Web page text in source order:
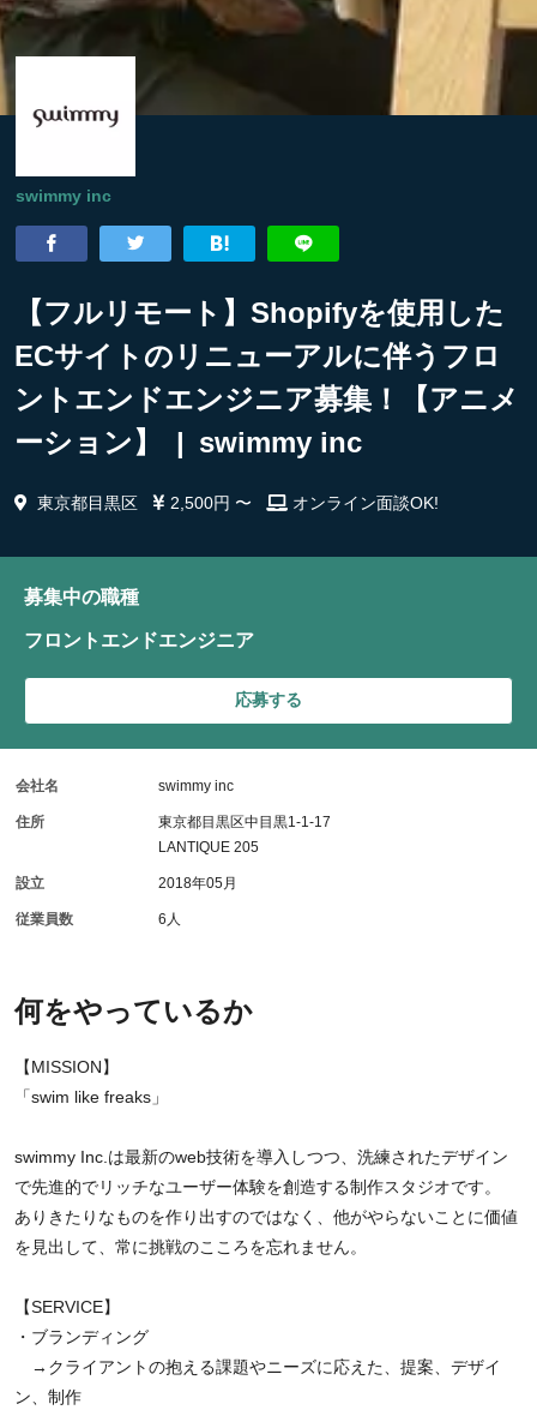
swimmy inc
【フルリモート】Shopifyを使用した
ECサイトのリニューアルに伴うフロ
ントエンドエンジニア募集！【アニメ
ーション】 | swimmy inc
東京都目黒区 2,500円 〜 オンライン面談OK!
何をやっているか
【MISSION】
「swim like freaks」
swimmy Inc.は最新のweb技術を導入しつつ、洗練されたデザイン
で先進的でリッチなユーザー体験を創造する制作スタジオです。
ありきたりなものを作り出すのではなく、他がやらないことに価値
を見出して、常に挑戦のこころを忘れません。
【SERVICE】
・ブランディング
→クライアントの抱える課題やニーズに応えた、提案、デザイ
ン、制作
募集中の職種
フロントエンドエンジニア
応募する
会社名 swimmy inc
住所
東京都目黒区中目黒1-1-17
LANTIQUE 205
設立 2018年05月
従業員数 6人